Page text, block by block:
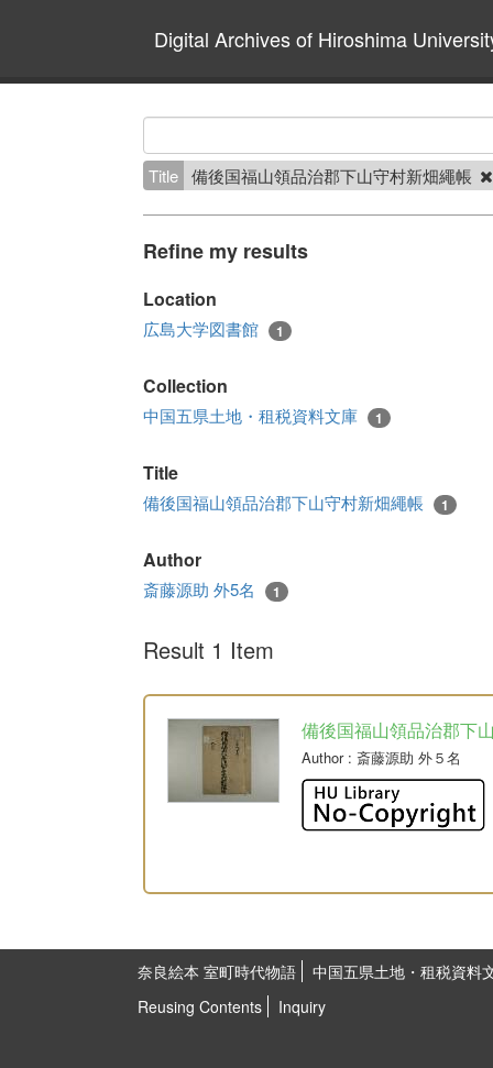
Digital Archives of Hiroshima
Title 備後国福山領品治郡下山守村新畑繩帳
Refine my results
Location
広島大学図書館 1
Collection
中国五県土地・租税資料文庫 1
Title
備後国福山領品治郡下山守村新畑繩帳 1
Author
斎藤源助 外5名 1
Result 1 Item
備後国福山領品治郡下
Author: 斎藤源助 外５名
奈良絵本 室町時代物語
中国五県土地・租税資料
Reusing Contents
Inquiry